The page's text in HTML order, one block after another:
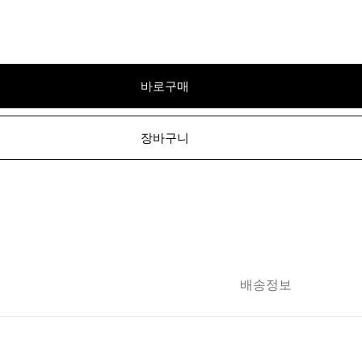
바로구매
장바구니
배송정보